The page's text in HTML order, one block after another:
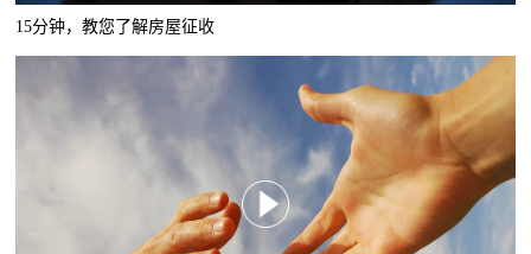
15分钟，教您了解房屋征收